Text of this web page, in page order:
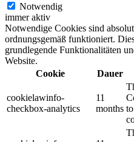
Notwendig
immer aktiv
Notwendige Cookies sind
ordnungsgemäß funktioniert.
grundlegende Funktionalitäten
Website.
Cookie
Dauer
cookielawinfo-
checkbox-analytics
11
months